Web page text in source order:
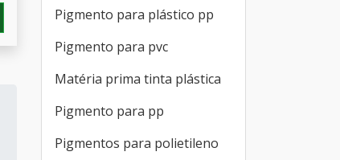
Pigmento para plástico pp
Pigmento para pvc
Matéria prima tinta plástica
Pigmento para pp
Pigmentos para polietileno